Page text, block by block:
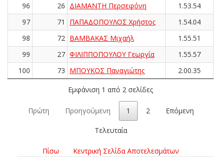
96
26 ΔΙΑΜΑΝΤΗ Περσεφόνη
1.53.54
97
71 ΠΑΠΑΔΟΠΟΥΛΟΣ Χρήστος
1.54.04
98
72 ΒΑΜΒΑΚΑΣ Μιχαήλ
1.55.51
99
27 ΦΙΛΙΠΠΟΠΟΥΛΟΥ Γεωργία
1.55.57
100
73 ΜΠΟΥΚΟΣ Παναγιώτης 2.00.35
Εμφάνιση 1 από 2 σελίδες
Πρώτη Προηγούμενη 1 2 Επόμενη
Τελευταία
Πίσω Κεντρική Σελίδα Αποτελεσμάτων